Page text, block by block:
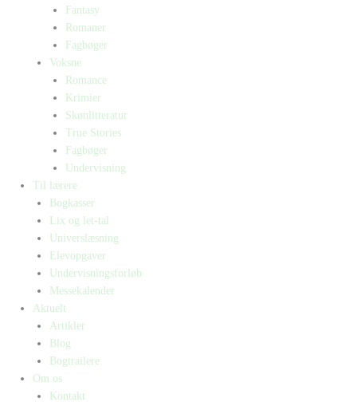
Fantasy
Romaner
Fagbøger
Voksne
Romance
Krimier
Skønlitteratur
True Stories
Fagbøger
Undervisning
Til lærere
Bogkasser
Lix og let-tal
Universlæsning
Elevopgaver
Undervisningsforløb
Messekalender
Aktuelt
Artikler
Blog
Bogtrailere
Om os
Kontakt